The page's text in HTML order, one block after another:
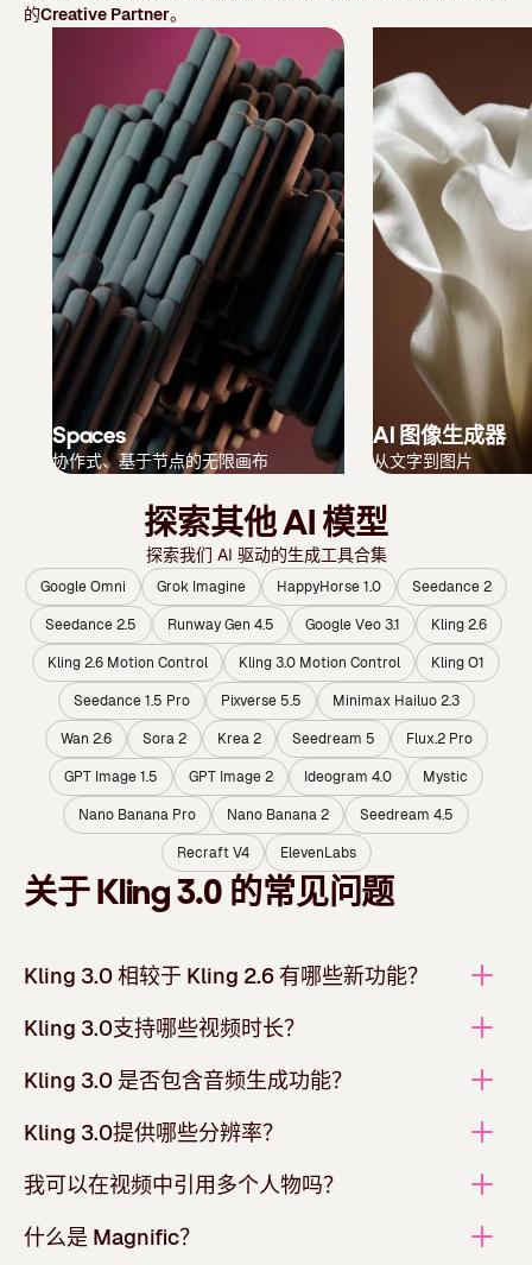
的Creative Partner。
Spaces
协作式、基于节点的无限画布
AI 图像生成器
从文字到图片
探索其他 AI 模型
探索我们 AI 驱动的生成工具合集
Google Omni Grok Imagine HappyHorse 1.0
Seedance 2
Seedance 2.5
Runway Gen 4.5 Google Veo 3.1
Kling 2.6
Kling 2.6 Motion Control
Kling 3.0 Motion Control
Kling O1
Seedance 1.5 Pro
Pixverse 5.5
Minimax Hailuo 2.3
Wan 2.6
Sora 2 Krea 2 Seedream 5
Flux.2 Pro
GPT Image 1.5
GPT Image 2 Ideogram 4.0
Mystic
Nano Banana Pro
Nano Banana 2
Seedream 4.5
Recraft V4
ElevenLabs
关于 Kling 3.0 的常见问题
Kling 3.0 相较于 Kling 2.6 有哪些新功能？
Kling 3.0支持哪些视频时长？
Kling 3.0 是否包含音频生成功能？
Kling 3.0提供哪些分辨率？
我可以在视频中引用多个人物吗？
什么是 Magnific？